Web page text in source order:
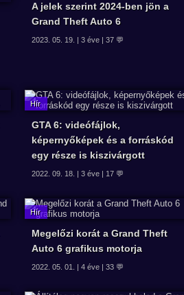
A jelek szerint 2024-ben jön a
Grand Theft Auto 6
2023. 05. 19. | 3 éve | 37 💬
GTA 6: videófájlok,
képernyőképek és a forráskód
egy része is kiszivárgott
2022. 09. 18. | 3 éve | 17 💬
Megelőzi korát a Grand Theft
Auto 6 grafikus motorja
2022. 05. 01. | 4 éve | 33 💬